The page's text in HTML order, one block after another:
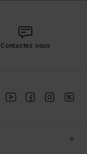
Contactez nous